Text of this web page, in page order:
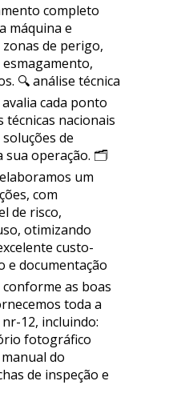
completo
máquina e
de perigo,
🔍 análise técnica
cada ponto
técnicas nacionais
de
sua operação. 🗂
um
com
de risco,
otimizando
custo-
e documentação
as boas
toda a
12, incluindo:
fotográfico
do
de inspeção e